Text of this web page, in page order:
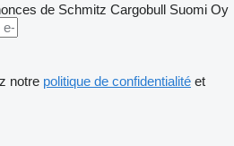
de Schmitz Cargobull Suomi Oy
notre politique de confidentialité et